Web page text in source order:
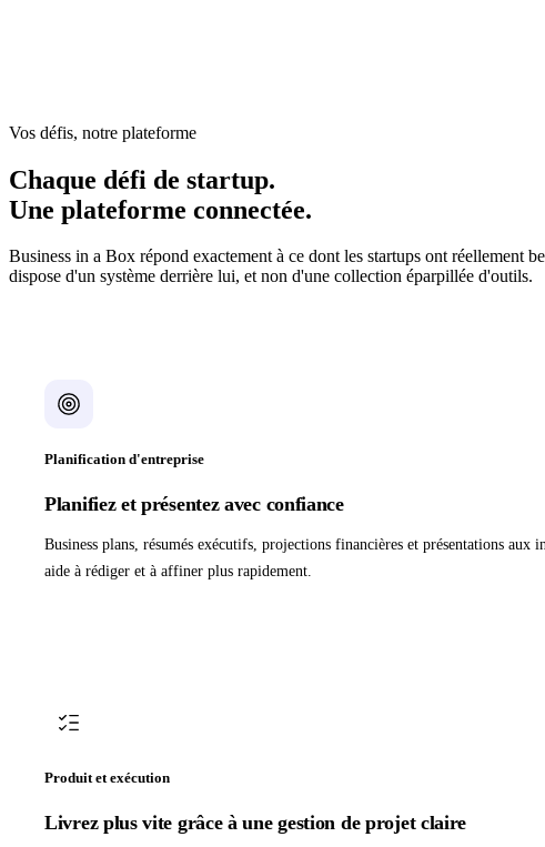
Vos défis, notre plateforme
Chaque défi de startup.
Une plateforme connectée.
Business in a Box répond exactement à ce dont les startups ont réellement
dispose d'un système derrière lui, et non d'une collection éparpillée d'outils.
Planification d'entreprise
Planifiez et présentez avec confiance
Business plans, résumés exécutifs, projections financières et présentations aux
aide à rédiger et à affiner plus rapidement.
Produit et exécution
Livrez plus vite grâce à une gestion de projet claire